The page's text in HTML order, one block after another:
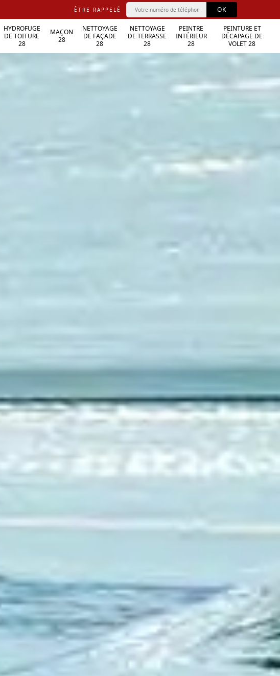
ÊTRE RAPPELÉ
HYDROFUGE
DE TOITURE
28
MAÇON
28
NETTOYAGE
DE FAÇADE
28
NETTOYAGE
DE TERRASSE
28
PEINTRE
INTÉRIEUR
28
PEINTURE ET
DÉCAPAGE DE
VOLET 28